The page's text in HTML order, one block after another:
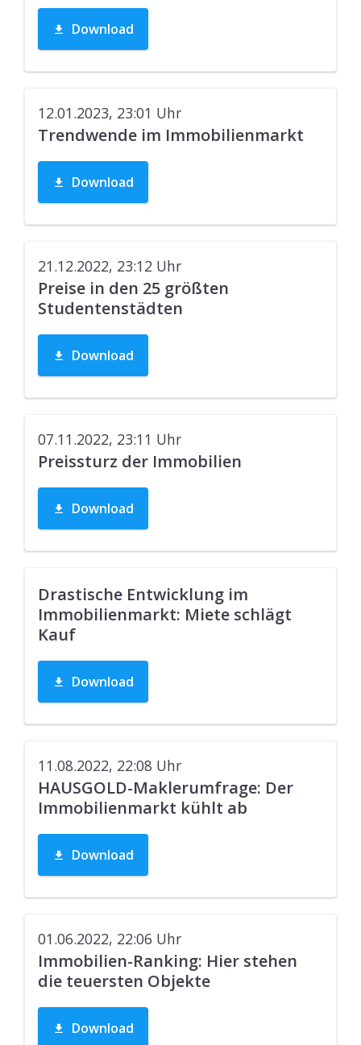
Download
12.01.2023, 23:01 Uhr
Trendwende im Immobilienmarkt
Download
21.12.2022, 23:12 Uhr
Preise in den 25 größten
Studentenstädten
Download
07.11.2022, 23:11 Uhr
Preissturz der Immobilien
Download
Drastische Entwicklung im
Immobilienmarkt: Miete schlägt
Kauf
Download
11.08.2022, 22:08 Uhr
HAUSGOLD-Maklerumfrage: Der
Immobilienmarkt kühlt ab
Download
01.06.2022, 22:06 Uhr
Immobilien-Ranking: Hier stehen
die teuersten Objekte
Download